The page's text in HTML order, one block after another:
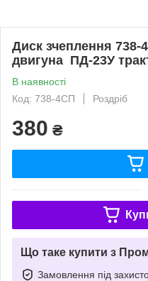
Диск зчеплення 738-
двигуна ПД-23У
В наявності
Код: 738-4СП
Роздріб
380 ₴
Що таке купити з
Замовлення під